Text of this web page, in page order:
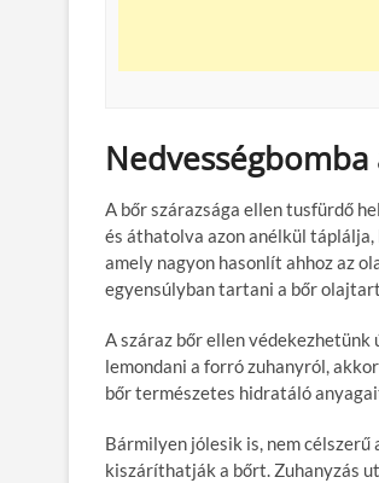
A bőr szárazsága ellen tusfürdő
és áthatolva azon anélkül
amely nagyon hasonlít ahhoz az
egyensúlyban tartani a bőr
A száraz bőr ellen védekezhetünk
lemondani a forró zuhanyról,
bőr természetes hidratáló
Bármilyen jólesik is, nem célszerű
kiszáríthatják a bőrt. Zuhanyzás